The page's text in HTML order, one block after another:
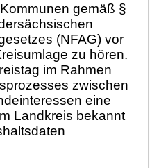
gemäß §
(NFAG) vor
zu hören.
im Rahmen
zwischen
eine
Landkreis bekannt